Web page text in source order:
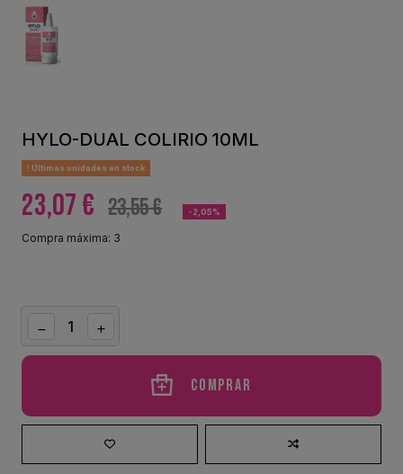
HYLO-DUAL COLIRIO 10ML
Últimas unidades en stock
23,07 € 23,55 € -2,05%
Compra máxima: 3
Comprar